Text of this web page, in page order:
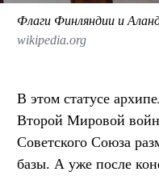
Флаги Финляндии и
wikipedia.org
В этом статусе
Второй Мировой
Советского Союза
базы. А уже после